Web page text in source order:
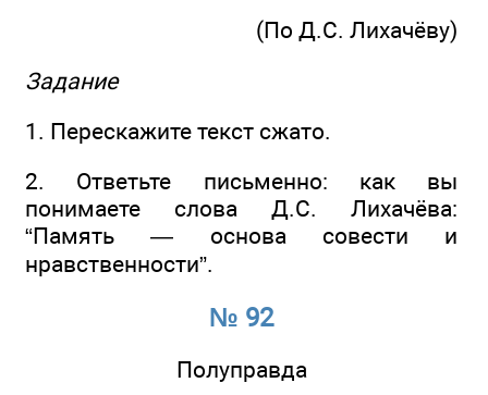
(По Д.С. Лихачёву)
Задание
1. Перескажите текст сжато.
2. Ответьте письменно: как вы
понимаете слова Д.С. Лихачёва:
“Память — основа совести и
нравственности”.
№ 92
Полуправда